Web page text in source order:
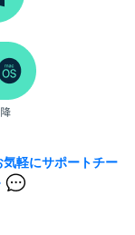
気軽にサポートチー